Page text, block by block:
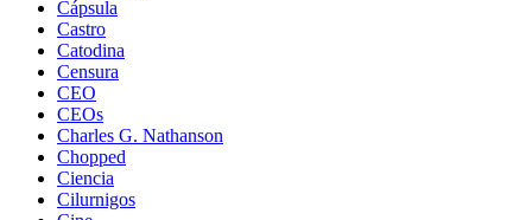
Cápsula
Castro
Catodina
Censura
CEO
CEOs
Charles G. Nathanson
Chopped
Ciencia
Cilurnigos